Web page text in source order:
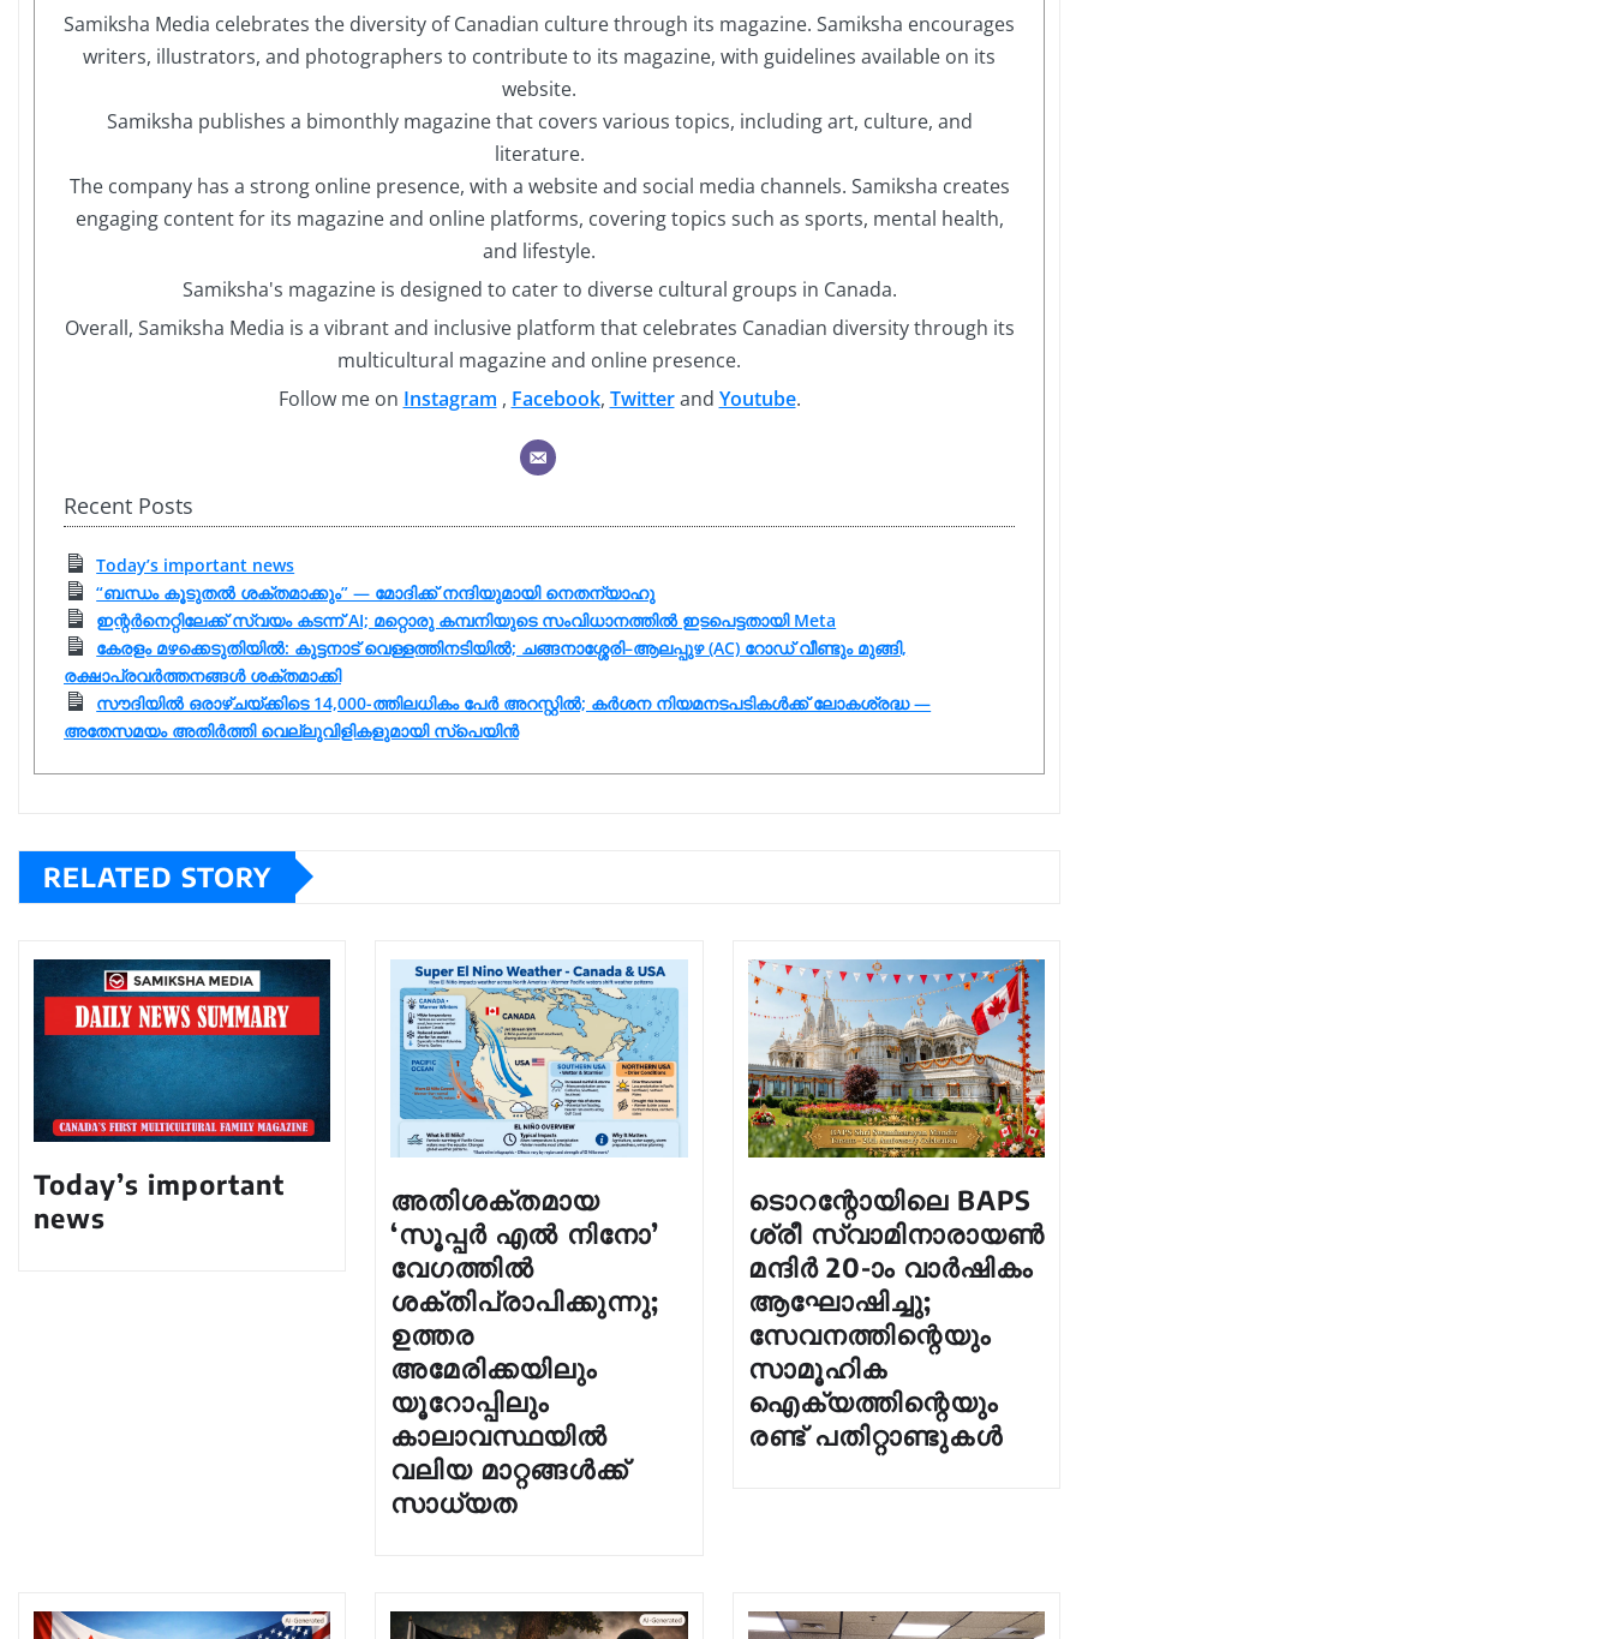
Samiksha Media celebrates the diversity of Canadian culture through its magazine. Samiksha encourages
writers, illustrators, and photographers to contribute to its magazine, with guidelines available on its
website.
Samiksha publishes a bimonthly magazine that covers various topics, including art, culture, and
literature.
The company has a strong online presence, with a website and social media channels. Samiksha creates
engaging content for its magazine and online platforms, covering topics such as sports, mental health,
and lifestyle.
Samiksha's magazine is designed to cater to diverse cultural groups in Canada.
Overall, Samiksha Media is a vibrant and inclusive platform that celebrates Canadian diversity through its
multicultural magazine and online presence.
Follow me on Instagram , Facebook, Twitterand Youtube.
Recent Posts
Today’s important news
“ബന്ധം കൂടുതൽ ശക്തമാക്കും” — മോദിക്ക് നന്ദിയുമായി നെതന്യാഹു
ഇന്റർനെറ്റിലേക്ക് സ്വയം കടന്ന് AI; മറ്റൊരു കമ്പനിയുടെ സംവിധാനത്തിൽ ഇടപെട്ടതായി Meta
കേരളം മഴക്കെടുതിയിൽ: കുട്ടനാട് വെള്ളത്തിനടിയിൽ; ചങ്ങനാശ്ശേരി–ആലപ്പുഴ (AC) റോഡ് വീണ്ടും മുങ്ങി,
രക്ഷാപ്രവർത്തനങ്ങൾ ശക്തമാക്കി
സൗദിയിൽ ഒരാഴ്ചയ്ക്കിടെ 14,000-ത്തിലധികം പേർ അറസ്റ്റിൽ; കർശന നിയമനടപടികൾക്ക് ലോകശ്രദ്ധ —
അതേസമയം അതിർത്തി വെല്ലുവിളികളുമായി സ്പെയിൻ
RELATED STORY
Today’s important
news
അതിശക്തമായ
‘സൂപ്പർ എൽ നിനോ’
വേഗത്തിൽ
ശക്തിപ്രാപിക്കുന്നു;
ഉത്തര
അമേരിക്കയിലും
യൂറോപ്പിലും
കാലാവസ്ഥയിൽ
വലിയ മാറ്റങ്ങൾക്ക്
സാധ്യത
ടൊറന്റോയിലെ BAPS
ശ്രീ സ്വാമിനാരായൺ
മന്ദിർ 20-ാം വാർഷികം
ആഘോഷിച്ചു;
സേവനത്തിന്റെയും
സാമൂഹിക
ഐക്യത്തിന്റെയും
രണ്ട് പതിറ്റാണ്ടുകൾ